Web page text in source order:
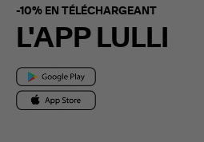
-10% EN TÉLÉCHARGEANT
L'APP LULLI